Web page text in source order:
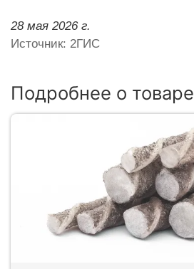
28 мая 2026 г.
Источник: 2ГИС
Подробнее о товаре